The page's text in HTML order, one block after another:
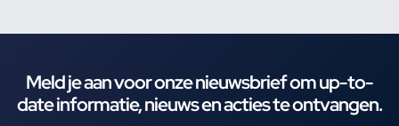
Meld je aan voor onze nieuwsbrief om up-to-
date informatie, nieuws en acties te ontvangen.